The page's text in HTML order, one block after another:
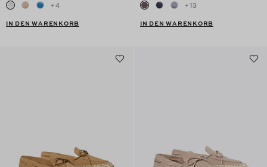
+4
IN DEN WARENKORB
+13
IN DEN WARENKORB